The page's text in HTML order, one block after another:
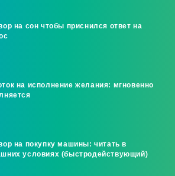
на сон чтобы приснился ответ на
на исполнение желания: мгновенно
на покупку машины: читать в
условиях (быстродействующий)